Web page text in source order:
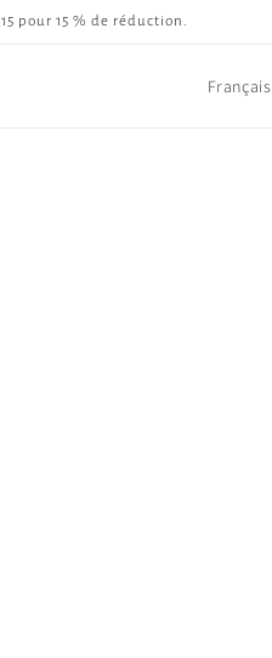
pour 15 % de réduction.
Français